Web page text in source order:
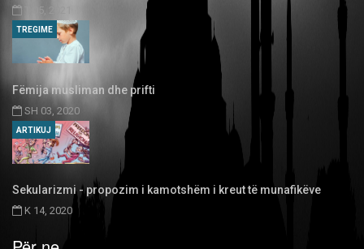
T 05, 2021
Fëmija musliman dhe prifti
SH 03, 2020
TREGIME
Sekularizmi - propozim i kamotshëm i kreut të munafikëve
K 14, 2020
ARTIKUJ